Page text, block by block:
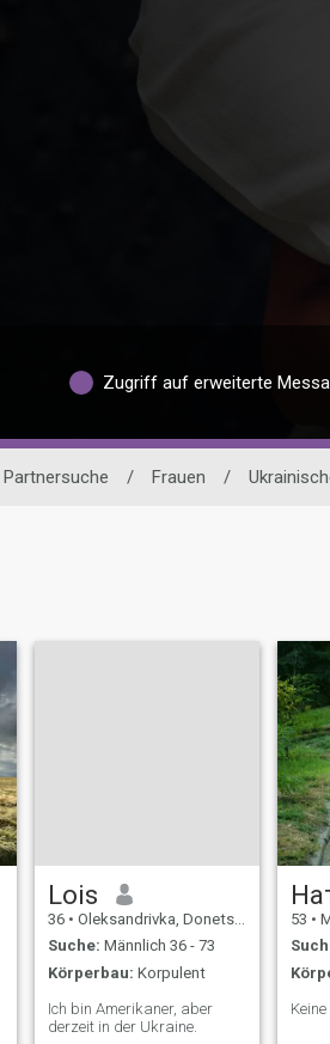
Zugriff auf erweiterte
/ Frauen /
Lois
36 • Oleksandrivka, Donets'k, Ukraine
Suche: Männlich 36 - 73
Körperbau: Korpulent
Ich bin Amerikaner, aber
derzeit in der Ukraine.
53 •